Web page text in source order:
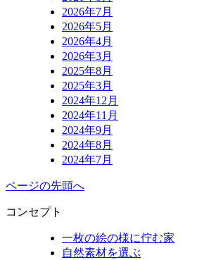
2026年7月
2026年5月
2026年4月
2026年3月
2025年8月
2025年3月
2024年12月
2024年11月
2024年9月
2024年8月
2024年7月
ページの先頭へ
コンセプト
一枚の絵の様に佇む家
自然素材を選ぶ